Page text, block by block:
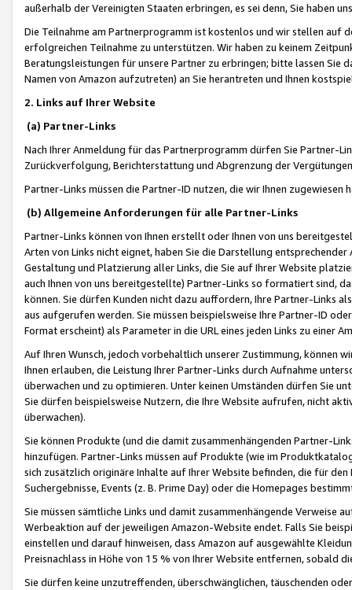
außerhalb der Vereinigten Staaten erbringen, es sei denn, Sie haben
Die Teilnahme am Partnerprogramm ist kostenlos und wir stellen auf
erfolgreichen Teilnahme zu unterstützen. Wir haben zu keinem
Beratungsleistungen für unsere Partner zu erbringen; bitte lassen Sie
Namen von Amazon aufzutreten) an Sie herantreten und Ihnen
2. Links auf Ihrer Website
(a) Partner-Links
Nach Ihrer Anmeldung für das Partnerprogramm dürfen Sie Partner-
Zurückverfolgung, Berichterstattung und Abgrenzung der
Partner-Links müssen die Partner-ID nutzen, die wir Ihnen zugewiesen
(b) Allgemeine Anforderungen für alle Partner-Links
Partner-Links können von Ihnen erstellt oder Ihnen von uns
Arten von Links nicht eignet, haben Sie die Darstellung
Gestaltung und Platzierung aller Links, die Sie auf Ihrer Website
auch Ihnen von uns bereitgestellte) Partner-Links so formatiert sind,
können. Sie dürfen Kunden nicht dazu auffordern, Ihre Partner-Links
aus aufgerufen werden. Sie müssen beispielsweise Ihre Partner-ID
Format erscheint) als Parameter in die URL eines jeden Links zu einer
Auf Ihren Wunsch, jedoch vorbehaltlich unserer Zustimmung, können
Ihnen erlauben, die Leistung Ihrer Partner-Links durch Aufnahme
überwachen und zu optimieren. Unter keinen Umständen dürfen Sie
Sie dürfen beispielsweise Nutzern, die Ihre Website aufrufen, nicht
überwachen).
Sie können Produkte (und die damit zusammenhängenden Partner-
hinzufügen. Partner-Links müssen auf Produkte (wie im
sich zusätzlich originäre Inhalte auf Ihrer Website befinden, die für
Suchergebnisse, Events (z. B. Prime Day) oder die Homepages
Sie müssen sämtliche Links und damit zusammenhängende
Werbeaktion auf der jeweiligen Amazon-Website endet. Falls Sie
einstellen und darauf hinweisen, dass Amazon auf ausgewählte
Preisnachlass in Höhe von 15 % von Ihrer Website entfernen, sobald
Sie dürfen keine unzutreffenden, überschwänglichen, täuschenden